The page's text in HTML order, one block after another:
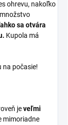
ohrevu, nakoľko
sa otvára
Kupola má
na počasie!
jeveľmi
mimoriadne